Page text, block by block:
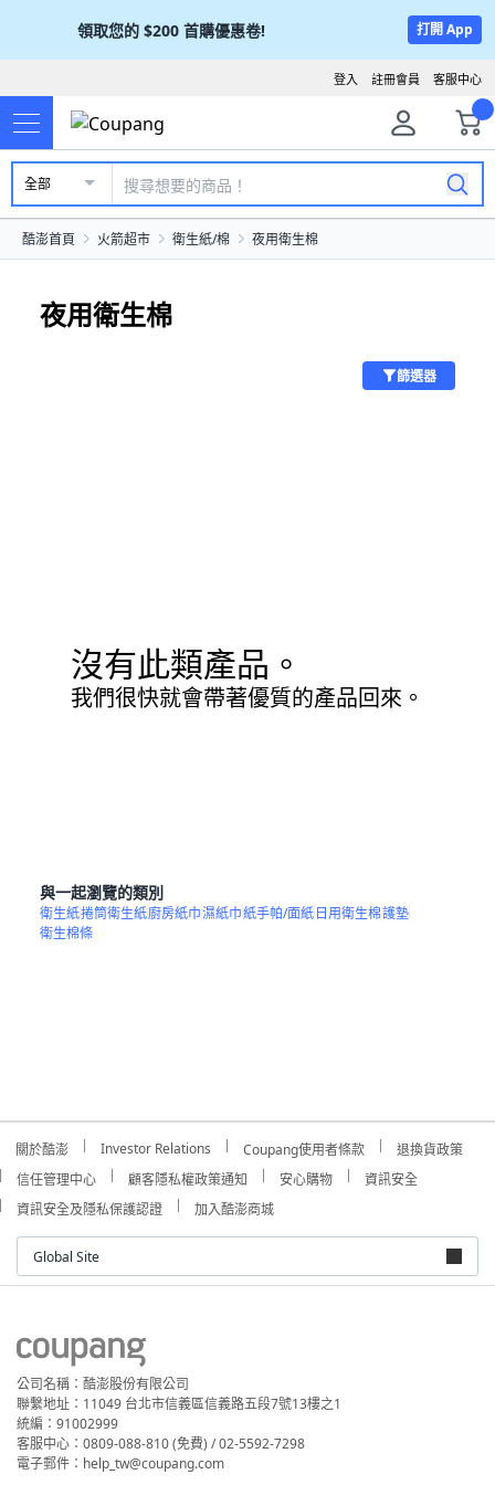
領取您的 $200 首購優惠卷! 打開 App
客服中心
註冊會員
登入
全部
酷澎首頁 火箭超市 衛生紙/棉 夜用衛生棉
夜用衛生棉
篩選器
沒有此類產品。
我們很快就會帶著優質的產品回來。
與一起瀏覽的類別
衛生紙捲筒衛生紙廚房紙巾濕紙巾紙手帕/面紙日用衛生棉護墊
衛生棉條
關於酷澎 Investor Relations Coupang使用者條款
退換貨政策
信任管理中心
顧客隱私權政策通知 安心購物
資訊安全
資訊安全及隱私保護認證
加入酷澎商城
Global Site
公司名稱：酷澎股份有限公司
聯繫地址：11049 台北市信義區信義路五段7號13樓之1
統編：91002999
客服中心：0809-088-810 (免費) / 02-5592-7298
電子郵件：help_tw@coupang.com